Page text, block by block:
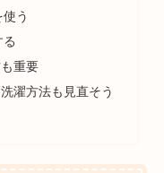
う
重要
濯方法も見直そう